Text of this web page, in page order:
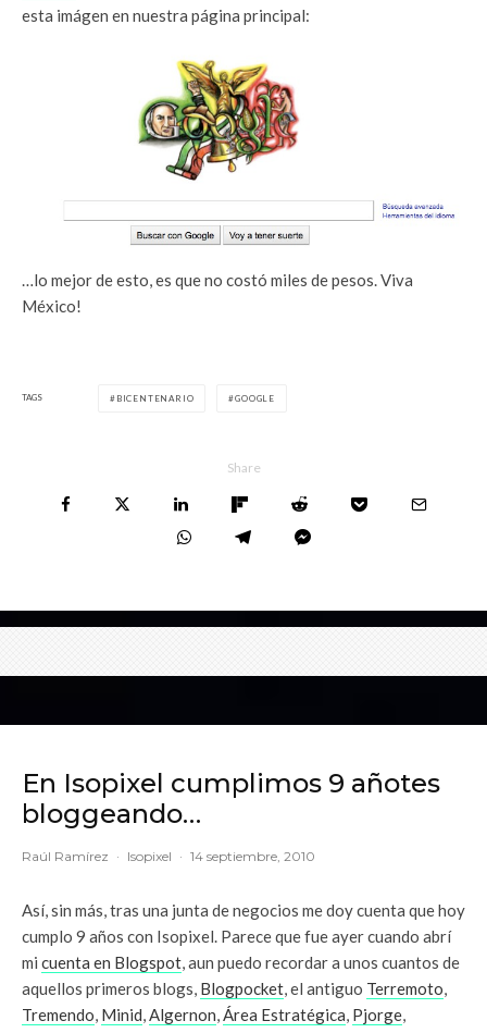
esta imágen en nuestra página principal:
…lo mejor de esto, es que no costó miles de pesos. Viva
México!
TAGS BICENTENARIO GOOGLE
Share
En Isopixel cumplimos 9 añotes
bloggeando…
Raúl Ramírez · Isopixel · 14 septiembre, 2010
Así, sin más, tras una junta de negocios me doy cuenta que hoy
cumplo 9 años con Isopixel. Parece que fue ayer cuando abrí
mi cuenta en Blogspot, aun puedo recordar a unos cuantos de
aquellos primeros blogs, Blogpocket, el antiguo Terremoto,
Tremendo, Minid,Algernon,Área Estratégica, Pjorge,